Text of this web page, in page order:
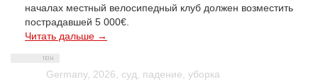
началах местный велосипедный клуб должен возместить
пострадавшей 5 000€.
Читать дальше →
Germany, 2026 суд падение уборка